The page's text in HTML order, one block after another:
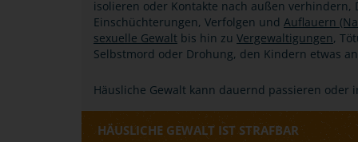
isolieren oder Kontakte nach außen verhindern,
Einschüchterungen, Verfolgen und Auflauern
sexuelle Gewalt bis hin zu Vergewaltigungen,
Selbstmord oder Drohung, den Kindern etwas
Häusliche Gewalt kann dauernd passieren
HÄUSLICHE GEWALT IST STRAFBAR